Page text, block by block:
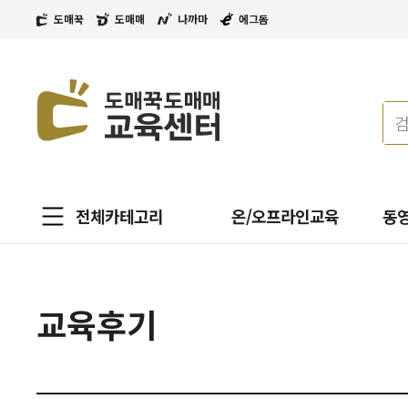
도매꾹 도매매 나까마 에그돔
전체카테고리 온/오프라인교육 동
교육후기